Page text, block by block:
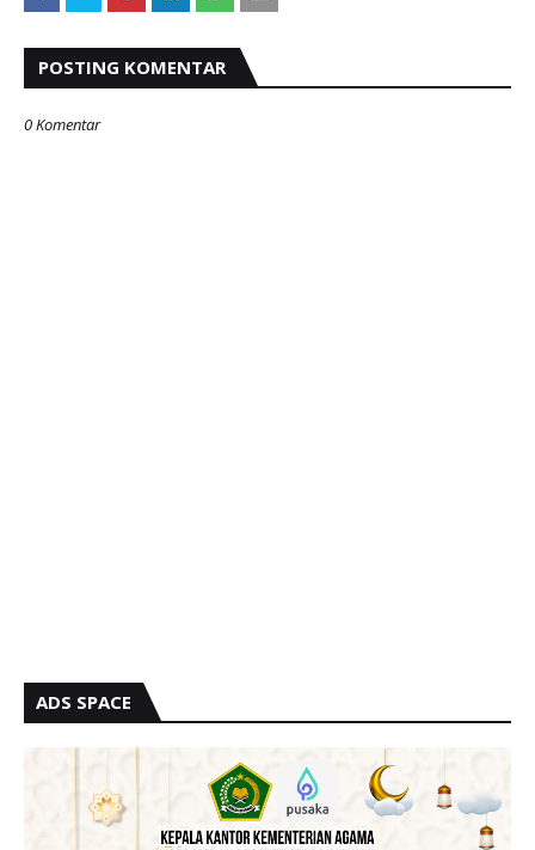
POSTING KOMENTAR
0 Komentar
ADS SPACE